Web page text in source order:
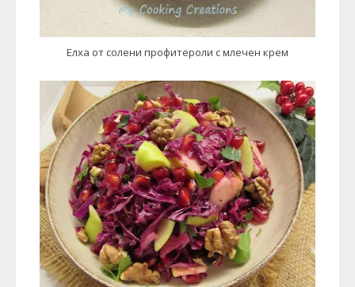
Елха от солени профитероли с млечен крем